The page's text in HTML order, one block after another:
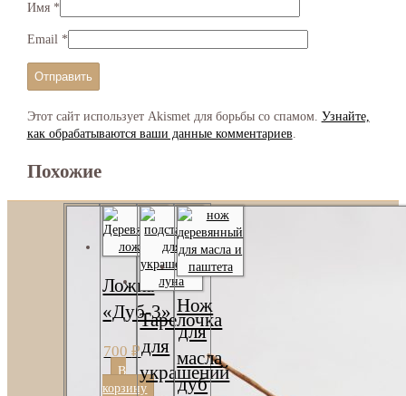
Имя *
Email *
Этот сайт использует Akismet для борьбы со спамом. Узнайте,
как обрабатываются ваши данные комментариев.
Похожие
Ложка
«Дуб-3»
700₽
В
корзину
Тарелочка
для
украшений
Нож
для
масла
дуб